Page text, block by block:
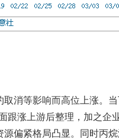
取消等影响而高位上涨。
跟涨上游后整理，加之企
偏紧格局凸显。同时丙